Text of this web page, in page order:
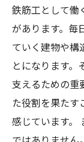
鉄筋工として働
があります。毎
ていく建物や構
とになります
支えるための重
た役割を果た
感じています。